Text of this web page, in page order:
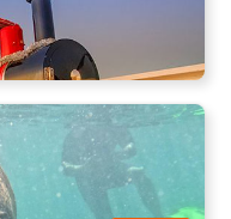
西澳淺水群島海洋公園
）
PER09072